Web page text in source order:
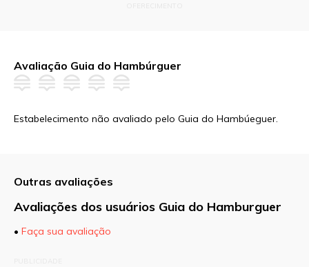
Avaliação Guia do Hambúrguer
Estabelecimento não avaliado pelo Guia do Hambúeguer.
Outras avaliações
Avaliações dos usuários Guia do Hamburguer
• Faça sua avaliação